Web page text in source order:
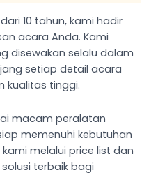
10 tahun, kami hadir
acara Anda. Kami
disewakan selalu dalam
setiap detail acara
kualitas tinggi.
macam peralatan
memenuhi kebutuhan
melalui price list dan
terbaik bagi